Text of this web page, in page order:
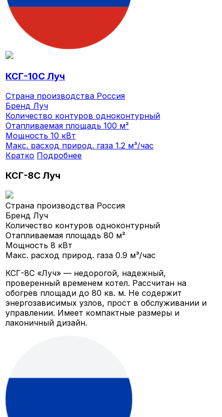
КСГ-10С Луч
Страна производства Россия
БрендЛуч
Количество контуроводноконтурный
Отапливаемая площадь100 м²
Мощность10 кВт
Макс. расход природ. газа1.2 м³/час
Кратко Подробнее
КСГ-8С Луч
Страна производства Россия
БрендЛуч
Количество контуроводноконтурный
Отапливаемая площадь80 м²
Мощность8 кВт
Макс. расход природ. газа0.9 м³/час
КСГ-8С «Луч» — недорогой, надежный,
проверенный временем котел. Рассчитан на
обогрев площади до 80 кв. м. Не содержит
энергозависимых узлов, прост в обслуживании и
управлении. Имеет компактные размеры и
лаконичный дизайн.